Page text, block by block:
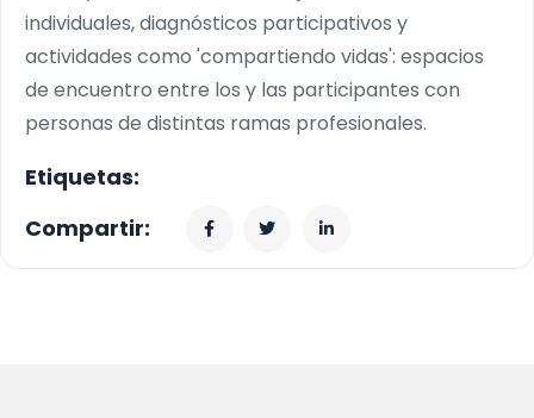
individuales, diagnósticos participativos y
actividades como 'compartiendo vidas': espacios
de encuentro entre los y las participantes con
personas de distintas ramas profesionales.
Etiquetas:
Compartir: